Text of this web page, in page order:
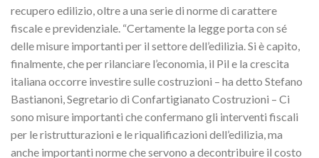
recupero edilizio, oltre a una serie di norme di carattere
fiscale e previdenziale. “Certamente la legge porta con sé
delle misure importanti per il settore dell’edilizia. Si è capito,
finalmente, che per rilanciare l’economia, il Pil e la crescita
italiana occorre investire sulle costruzioni – ha detto Stefano
Bastianoni, Segretario di Confartigianato Costruzioni – Ci
sono misure importanti che confermano gli interventi fiscali
per le ristrutturazioni e le riqualificazioni dell’edilizia, ma
anche importanti norme che servono a decontribuire il costo